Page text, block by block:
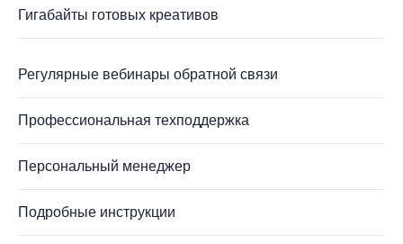
Гигабайты готовых креативов
Регулярные вебинары обратной связи
Профессиональная техподдержка
Персональный менеджер
Подробные инструкции